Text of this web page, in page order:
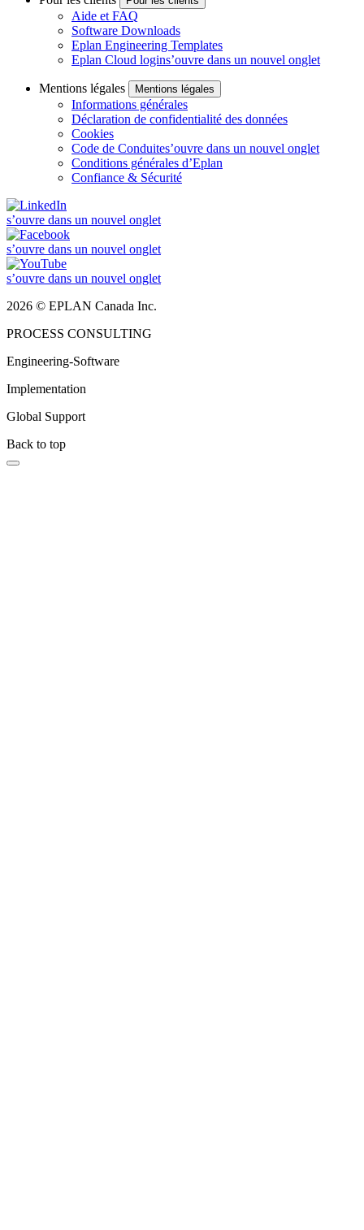
Aide et FAQ
Software Downloads
Eplan Engineering Templates
Eplan Cloud logins’ouvre dans un nouvel onglet
Mentions légales Mentions légales
Informations générales
Déclaration de confidentialité des données
Cookies
Code de Conduites’ouvre dans un nouvel onglet
Conditions générales d’Eplan
Confiance & Sécurité
s’ouvre dans un nouvel onglet
s’ouvre dans un nouvel onglet
s’ouvre dans un nouvel onglet
2026 © EPLAN Canada Inc.
PROCESS CONSULTING
Engineering-Software
Implementation
Global Support
Back to top